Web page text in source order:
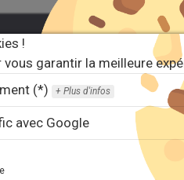
des modules Dolibarr -
!
garantir la meilleure
(*)
Plus d'infos
avec Google